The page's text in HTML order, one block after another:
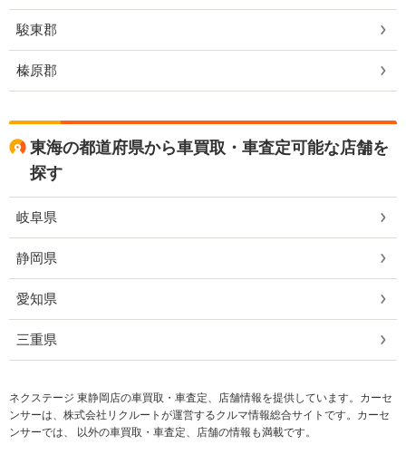
駿東郡
榛原郡
東海の都道府県から車買取・車査定可能な店舗を
探す
岐阜県
静岡県
愛知県
三重県
ネクステージ 東静岡店の車買取・車査定、店舗情報を提供しています。カーセ
ンサーは、株式会社リクルートが運営するクルマ情報総合サイトです。カーセ
ンサーでは、 以外の車買取・車査定、店舗の情報も満載です。